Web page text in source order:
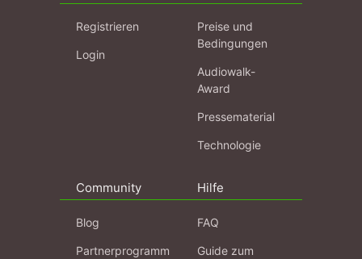
Registrieren
Login
Preise und
Bedingungen
Audiowalk-
Award
Pressematerial
Technologie
Community
Blog
Partnerprogramm
Hilfe
FAQ
Guide zum